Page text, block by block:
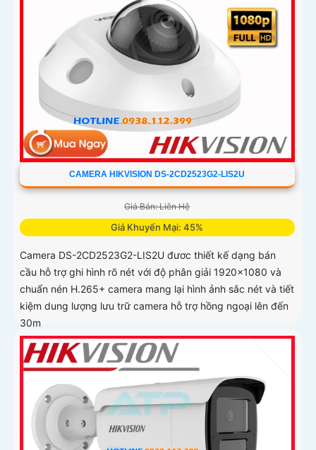
CAMERA HIKVISION DS-2CD2523G2-LIS2U
Giá Bán: Liên Hệ
Giá Khuyến Mại: 45%
Camera DS-2CD2523G2-LIS2U đươc thiết kế dạng bán
cầu hỗ trợ ghi hình rõ nét với độ phân giải 1920x1080 và
chuẩn nén H.265+ camera mang lại hình ảnh sắc nét và tiết
kiệm dung lượng lưu trữ camera hỗ trợ hồng ngoại lên đến
30m